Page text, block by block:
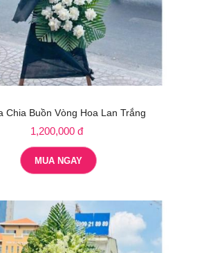
Chia Buồn Vòng Hoa Lan Trắng
1,200,000 đ
MUA NGAY